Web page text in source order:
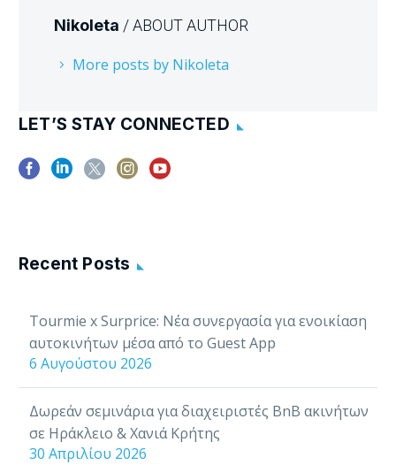
Nikoleta / ABOUT AUTHOR
More posts by Nikoleta
LET’S STAY CONNECTED
Recent Posts
Tourmie x Surprice: Νέα συνεργασία για ενοικίαση
αυτοκινήτων μέσα από το Guest App
6 Αυγούστου 2026
Δωρεάν σεμινάρια για διαχειριστές BnB ακινήτων
σε Ηράκλειο & Χανιά Κρήτης
30 Απριλίου 2026